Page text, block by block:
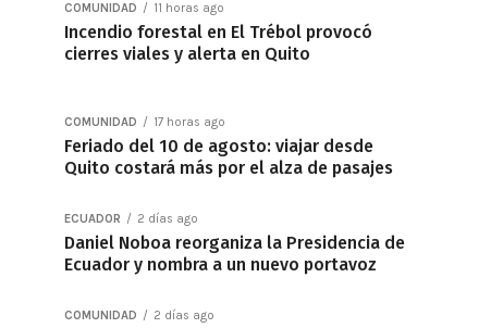
COMUNIDAD 11 horas ago
Incendio forestal en El Trébol provocó
cierres viales y alerta en Quito
COMUNIDAD 17 horas ago
Feriado del 10 de agosto: viajar desde
Quito costará más por el alza de pasajes
ECUADOR 2 días ago
Daniel Noboa reorganiza la Presidencia de
Ecuador y nombra a un nuevo portavoz
COMUNIDAD 2 días ago